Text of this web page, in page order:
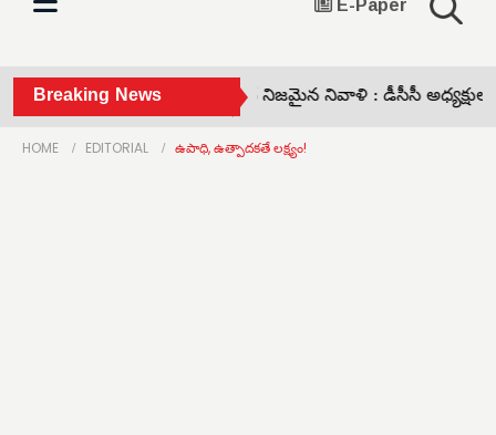
Breaking News
ఆశయాల సాధనే నిజమైన నివాళి : డీసీసీ అధ్యక్షులు బట్టు
HOME EDITORIAL ఉపాధి, ఉత్పాదకతే లక్ష్యం!